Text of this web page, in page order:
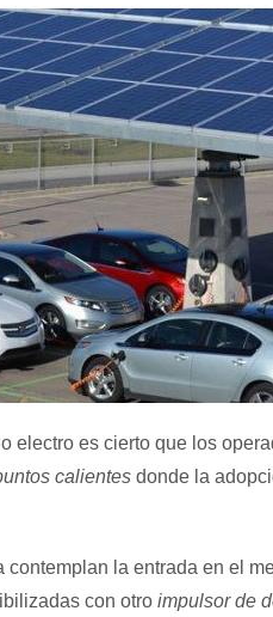
electro es cierto que los
calientes donde la
contemplan la entrada en el
con otro impulsor de